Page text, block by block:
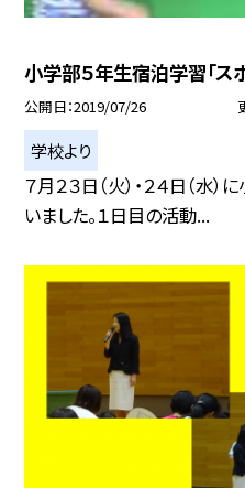
小学部５年生宿泊学習「ス
公開日 2019/07/26
学校より
７月２３日（火）・２４日（
いました。１日目の活動...